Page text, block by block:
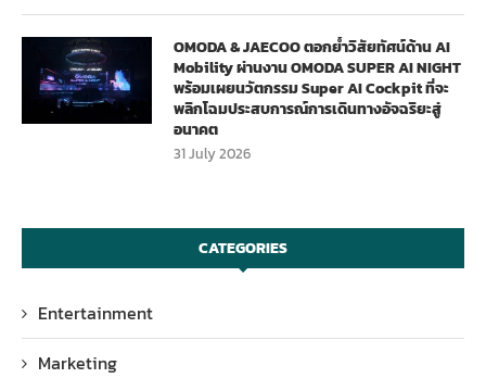
OMODA & JAECOO ตอกย้ำวิสัยทัศน์ด้าน AI
Mobility ผ่านงาน OMODA SUPER AI NIGHT
พร้อมเผยนวัตกรรม Super AI Cockpit ที่จะ
พลิกโฉมประสบการณ์การเดินทางอัจฉริยะสู่
อนาคต
31 July 2026
CATEGORIES
Entertainment
Marketing